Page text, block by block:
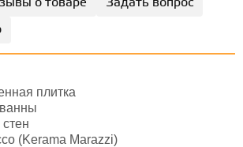
плитка
(Kerama Marazzi)